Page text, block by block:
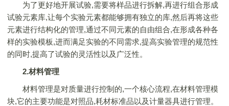
为了更好地开展试验,需要将样品进行拆解,再进行组合形成
试验元素库,让每个实验元素都能够拥有独立的库,然后再将这些
元素进行结构化的管理,通过不同元素的自由组合,在形成各种各
样的实验模板,进而满足实验的不同需求,提高实验管理的规范性
的同时,提高了试验的灵活性以及广泛性。
2.材料管理
材料管理是对质量进行控制的,一个核心流程,在材料管理模
块,它的主要功能是对照品,耗材标准品以及计量器具进行管理。